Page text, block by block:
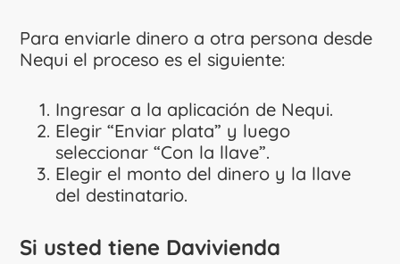
Para enviarle dinero a otra persona desde
Nequi el proceso es el siguiente:
Ingresar a la aplicación de Nequi.
Elegir “Enviar plata” y luego
seleccionar “Con la llave”.
Elegir el monto del dinero y la llave
del destinatario.
Si usted tiene Davivienda